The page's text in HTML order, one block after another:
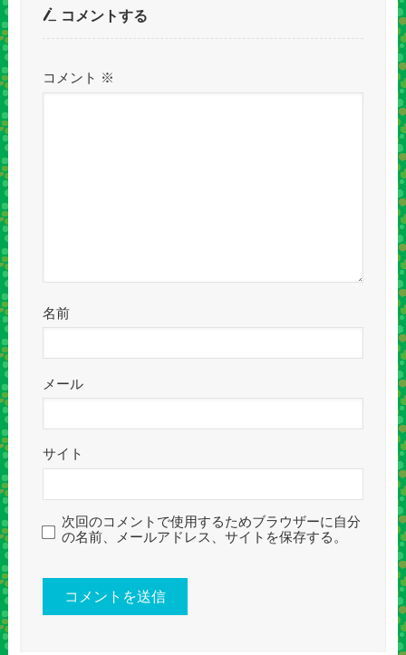
コメントする
コメント ※
名前
メール
サイト
次回のコメントで使用するためブラウザーに自分
の名前、メールアドレス、サイトを保存する。